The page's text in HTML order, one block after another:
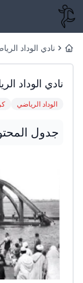
Homeنادي الوداد
نادي الوداد
الوداد الرياضي
جدول